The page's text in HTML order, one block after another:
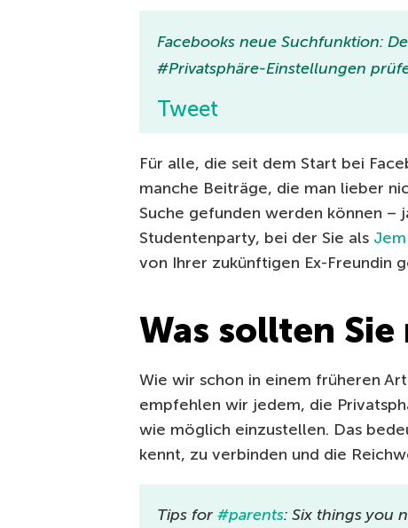
Facebooks neue Suchfunktion:
#Privatsphäre-Einstellungen
Tweet
Für alle, die seit dem Start bei
manche Beiträge, die man lieber
Suche gefunden werden können –
Studentenparty, bei der Sie als
von Ihrer zukünftigen Ex-Freundin
Was sollten Sie
Wie wir schon in einem früheren
empfehlen wir jedem, die
wie möglich einzustellen. Das
kennt, zu verbinden und die
Tips for #parents: Six things you